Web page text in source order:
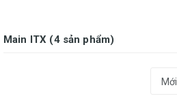
Main ITX (4 sản phẩm)